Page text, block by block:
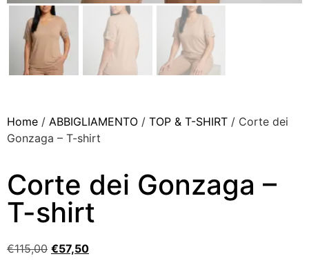
Home / ABBIGLIAMENTO / TOP & T-SHIRT / Corte dei
Gonzaga – T-shirt
Corte dei Gonzaga –
T-shirt
€115,00 €57,50